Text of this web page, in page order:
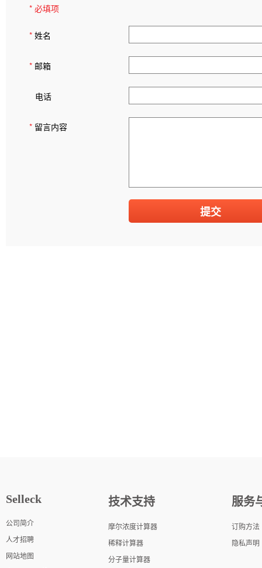
* 必填项
* 姓名
* 邮箱
电话
* 留言内容
Selleck
公司简介
人才招聘
网站地图
技术支持
摩尔浓度计算器
稀释计算器
分子量计算器
服务
订购方法
隐私声明